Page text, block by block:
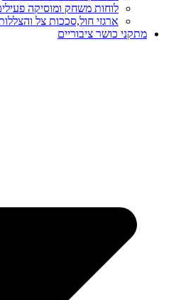
לוחות משחק ומוסיקה פעילים
ארגזי חול,סככות צל והצללות
מתקני כושר ציבוריים